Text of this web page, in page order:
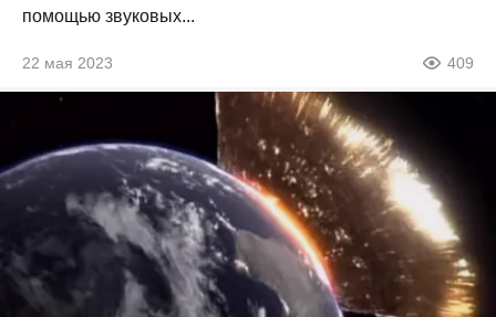
помощью звуковых...
22 мая 2023 409